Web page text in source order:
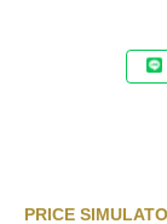
PRICE